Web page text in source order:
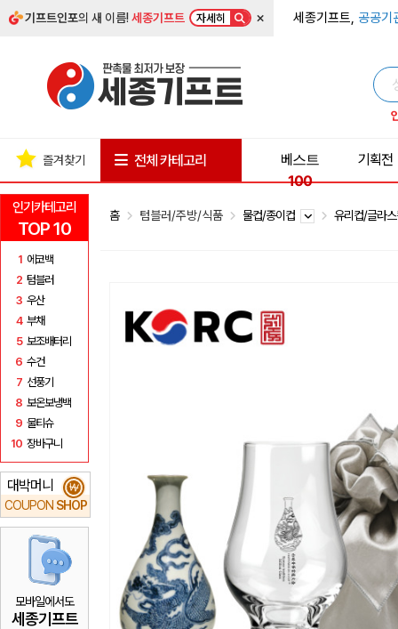
기프트인포의 새 이름!세종기프트 자세히 × 세종기프트, 공공기
인기카테고리
TOP 10
1 에코백
2 텀블러
3 우산
4 부채
5 보조배터리
6 수건
7 선풍기
8 보온보냉백
9 물티슈
10 장바구니
대박머니
COUPON SHOP
₩
모바일에서도
세종기프트
즐겨찾기 전체 카테고리
베스트
100
기획전
홈 텀블러/주방/식품 물컵/종이컵 유리컵/글라